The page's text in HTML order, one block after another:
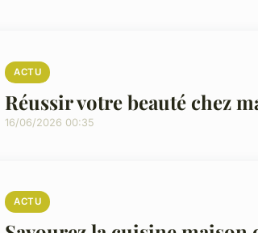
ACTU
Réussir votre beauté chez
16/06/2026 00:35
ACTU